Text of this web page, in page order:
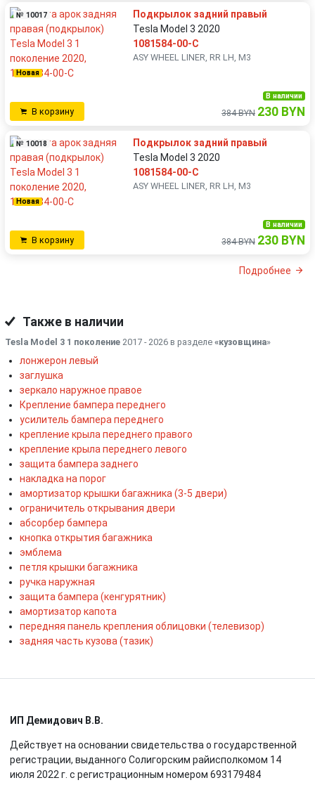
Новая
№ 10017
Подкрылок задний правый
Tesla Model 3 2020
1081584-00-C
ASY WHEEL LINER, RR LH, M3
В корзину
В наличии
384 BYN 230 BYN
Новая
№ 10018
Подкрылок задний правый
Tesla Model 3 2020
1081584-00-C
ASY WHEEL LINER, RR LH, M3
В корзину
В наличии
384 BYN 230 BYN
Подробнее
Также в наличии
Tesla Model 3 1 поколение 2017 - 2026 в разделе «кузовщина»
лонжерон левый
заглушка
зеркало наружное правое
Крепление бампера переднего
усилитель бампера переднего
крепление крыла переднего правого
крепление крыла переднего левого
защита бампера заднего
накладка на порог
амортизатор крышки багажника (3-5 двери)
ограничитель открывания двери
абсорбер бампера
кнопка открытия багажника
эмблема
петля крышки багажника
ручка наружная
защита бампера (кенгурятник)
амортизатор капота
передняя панель крепления облицовки (телевизор)
задняя часть кузова (тазик)
ИП Демидович В.В.
Действует на основании свидетельства о государственной
регистрации, выданного Солигорским райисполкомом 14
июля 2022 г. с регистрационным номером 693179484